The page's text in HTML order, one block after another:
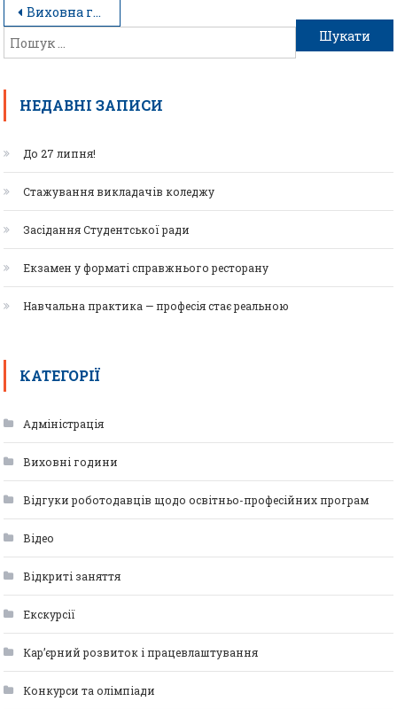
Виховна година до Дня Гідності і Свободи
НЕДАВНІ ЗАПИСИ
До 27 липня!
Стажування викладачів коледжу
Засідання Студентської ради
Екзамен у форматі справжнього ресторану
Навчальна практика — професія стає реальною
КАТЕГОРІЇ
Адміністрація
Виховні години
Відгуки роботодавців щодо освітньо-професійних програм
Відео
Відкриті заняття
Екскурсії
Кар’єрний розвиток і працевлаштування
Конкурси та олімпіади